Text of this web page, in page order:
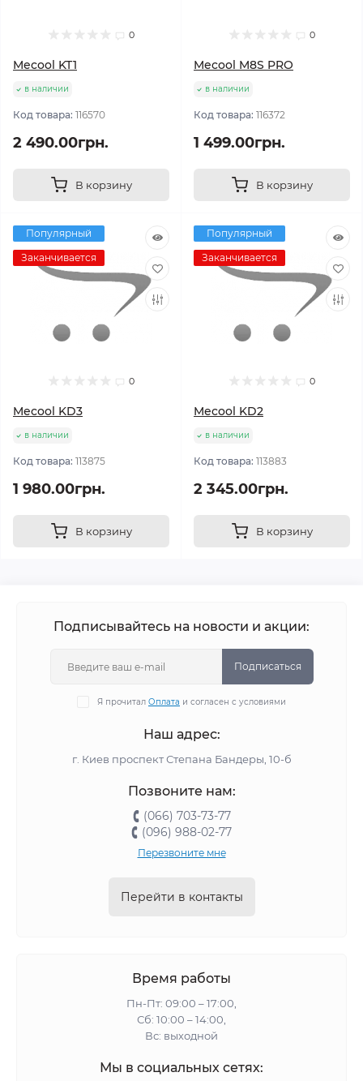
0
Mecool KT1
в наличии
Код товара: 116570
2 490.00грн.
В корзину
0
Mecool M8S PRO
в наличии
Код товара: 116372
1 499.00грн.
В корзину
Популярный
Заканчивается
0
Mecool KD3
в наличии
Код товара: 113875
1 980.00грн.
В корзину
Популярный
Заканчивается
0
Mecool KD2
в наличии
Код товара: 113883
2 345.00грн.
В корзину
Подписывайтесь на новости и акции:
Подписаться
Я прочитал Оплата и согласен с условиями
Наш адрес:
г. Киев проспект Степана Бандеры, 10-б
Позвоните нам:
(066) 703-73-77
(096) 988-02-77
Перезвоните мне
Перейти в контакты
Время работы
Пн-Пт: 09:00 – 17:00,
Сб: 10:00 – 14:00,
Вс: выходной
Мы в социальных сетях: